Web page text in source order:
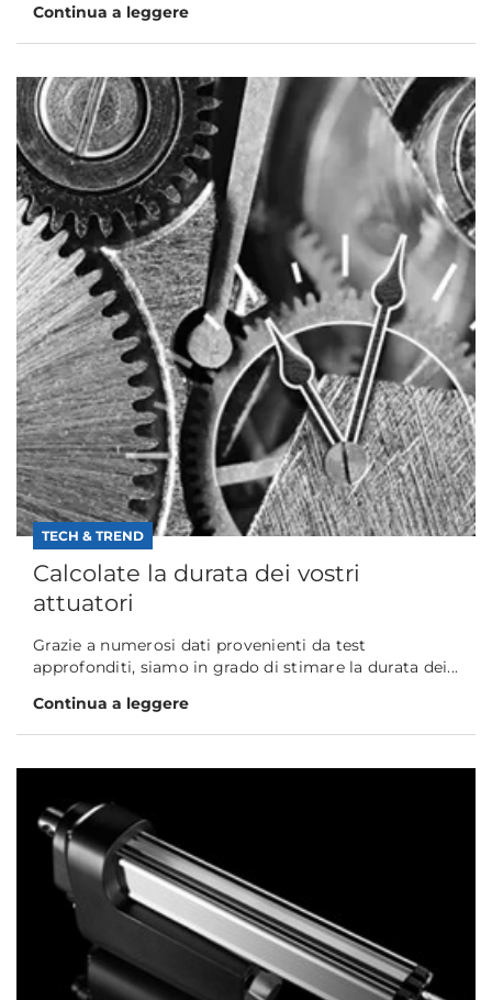
Continua a leggere
TECH & TREND
Calcolate la durata dei vostri
attuatori
Grazie a numerosi dati provenienti da test
approfonditi, siamo in grado di stimare la durata dei...
Continua a leggere